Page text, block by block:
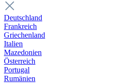
Deutschland
Frankreich
Griechenland
Italien
Mazedonien
Österreich
Portugal
Rumänien